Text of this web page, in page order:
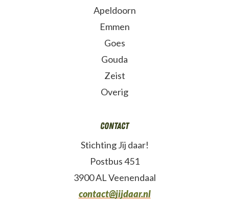
Apeldoorn
Emmen
Goes
Gouda
Zeist
Overig
Contact
Stichting Jij daar!
Postbus 451
3900 AL Veenendaal
contact@jijdaar.nl